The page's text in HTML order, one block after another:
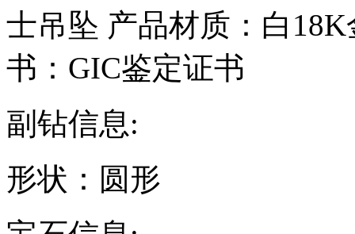
士吊坠 产品材质： 白18K
书：GIC鉴定证书
副钻信息:
形状： 圆形